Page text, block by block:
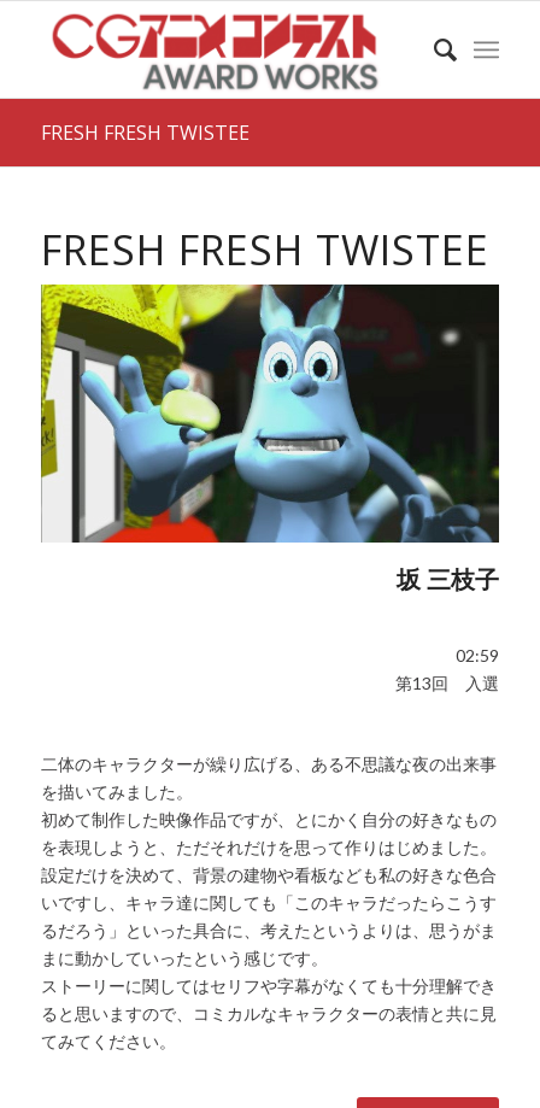
FRESH FRESH TWISTEE
FRESH FRESH TWISTEE
坂 三枝子
02:59
第13回 入選
二体のキャラクターが繰り広げる、ある不思議な夜の出来事
を描いてみました。
初めて制作した映像作品ですが、とにかく自分の好きなもの
を表現しようと、ただそれだけを思って作りはじめました。
設定だけを決めて、背景の建物や看板なども私の好きな色合
いですし、キャラ達に関しても「このキャラだったらこうす
るだろう」といった具合に、考えたというよりは、思うがま
まに動かしていったという感じです。
ストーリーに関してはセリフや字幕がなくても十分理解でき
ると思いますので、コミカルなキャラクターの表情と共に見
てみてください。